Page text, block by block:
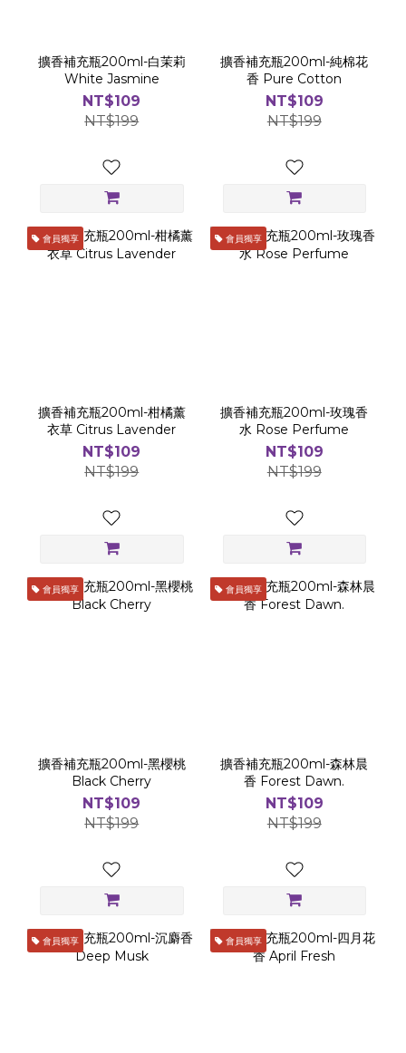
擴香補充瓶200ml-白茉莉
White Jasmine
NT$109
NT$199
擴香補充瓶200ml-純棉花
香 Pure Cotton
NT$109
NT$199
會員獨享
擴香補充瓶200ml-柑橘薰
衣草 Citrus Lavender
NT$109
NT$199
會員獨享
擴香補充瓶200ml-玫瑰香
水 Rose Perfume
NT$109
NT$199
會員獨享
擴香補充瓶200ml-黑櫻桃
Black Cherry
NT$109
NT$199
會員獨享
擴香補充瓶200ml-森林晨
香 Forest Dawn.
NT$109
NT$199
會員獨享 會員獨享